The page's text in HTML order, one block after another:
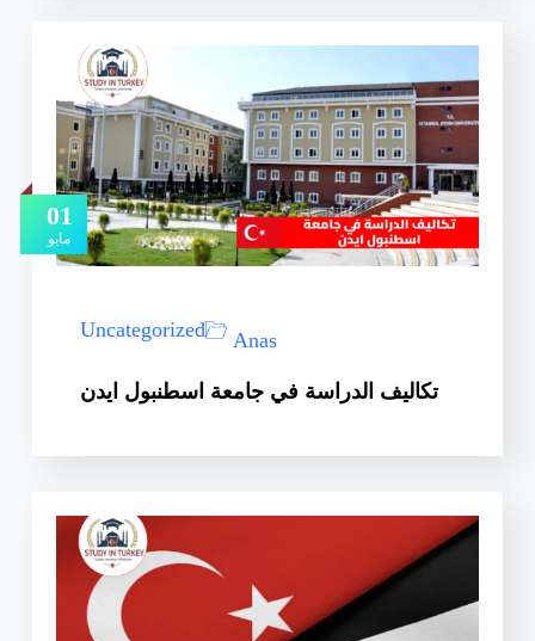
01
مايو
Anas
Uncategorized
تكاليف الدراسة في جامعة اسطنبول ايدن